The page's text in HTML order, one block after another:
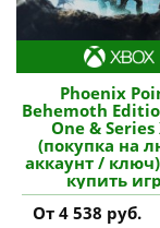
Phoenix
Behemoth
One & Series
(покупка на
аккаунт /
купить
От 4 538 руб.